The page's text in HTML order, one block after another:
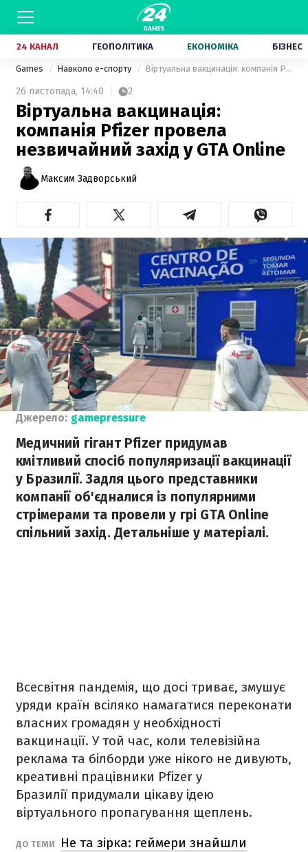
24 КАНАЛ ГЕОПОЛІТИКА ЕКОНОМІКА БІЗНЕС
Games Навколо е-спорту Віртуальна вакцинація: компанія Pfizer провела незвичайний захід у GTA Online
26 листопада, 14:40 2
Віртуальна вакцинація:
компанія Pfizer провела
незвичайний захід у GTA Online
Максим Задворський
Джерело: gamepressure
Медичний гігант Pfizer придумав
кмітливий спосіб популяризації вакцинації
у Бразилії. Задля цього представники
компанії об'єдналися із популярними
стрімерами та провели у грі GTA Online
спільний захід. Детальніше у матеріалі.
Всесвітня пандемія, що досі триває, змушує
уряди країн всіляко намагатися переконати
власних громадян у необхідності
вакцинації. У той час, коли телевізійна
реклама та білборди уже нікого не дивують,
креативні працівники Pfizer у
Бразилії придумали цікаву ідею
віртуального пропагування щеплень.
ДО ТЕМИ
Не та зірка: геймери знайшли